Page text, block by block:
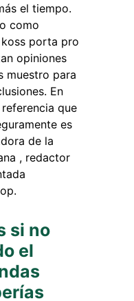
el tiempo.
como
porta pro
opiniones
muestro para
En
que
es
de la
, redactor
si no
el